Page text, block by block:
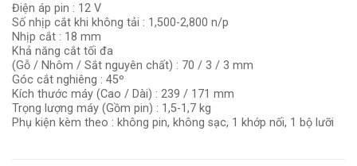
Điện áp pin : 12 V
Số nhịp cắt khi không tải : 1,500-2,800 n/p
Nhịp cắt : 18 mm
Khả năng cắt tối đa
(Gỗ / Nhôm / Sắt nguyên chất) : 70 / 3 / 3 mm
Góc cắt nghiêng : 45º
Kích thước máy (Cao / Dài) : 239 / 171 mm
Trọng lượng máy (Gồm pin) : 1,5-1,7 kg
Phụ kiện kèm theo : không pin, không sạc, 1 khớp nối, 1 bộ lưỡi